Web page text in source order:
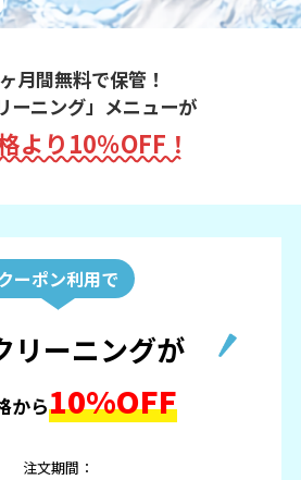
月間無料で保管！
ーニング」メニューが
より10％OFF！
ーポン利用で
リーニングが
から10%OFF
注文期間：